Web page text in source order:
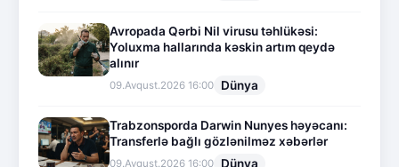
Avropada Qərbi Nil virusu təhlükəsi:
Yoluxma hallarında kəskin artım qeydə
alınır
09.Avqust.2026 16:00 Dünya
Trabzonsporda Darwin Nunyes həyəcanı:
Transferlə bağlı gözlənilməz xəbərlər
09.Avqust.2026 16:00 Dünya